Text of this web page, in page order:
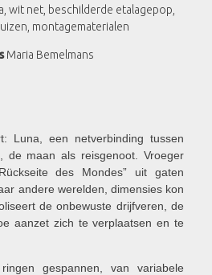
wit net, beschilderde etalagepop,
montagematerialen
Maria Bemelmans
Luna, een netverbinding tussen
de maan als reisgenoot. Vroeger
des Mondes” uit gaten
andere werelden, dimensies kon
de onbewuste drijfveren, de
aanzet zich te verplaatsen en te
gespannen, van variabele